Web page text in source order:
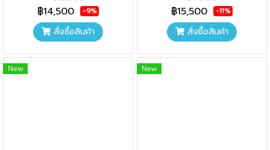
฿14,500 -9%
สั่งซื้อสินค้า
฿15,500 -11%
สั่งซื้อสินค้า
New New